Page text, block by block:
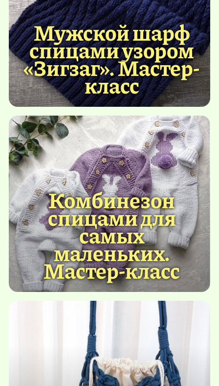
Мужской шарф
спицами узором
«Зигзаг». Мастер-
класс
Комбинезон
спицами для
самых
маленьких.
Мастер-класс